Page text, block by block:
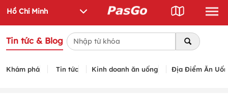
Tin tức & Blog
Khám phá Tin tức Kinh doanh ăn uống Địa Điểm Ăn